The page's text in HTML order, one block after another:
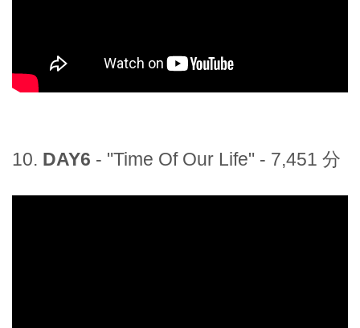
10. DAY6 - "Time Of Our Life" - 7,451 分